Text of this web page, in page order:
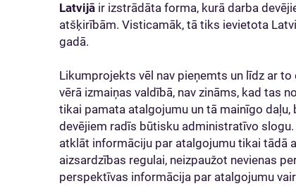
Latvijā ir izstrādāta forma, kurā darba
atšķirībām. Visticamāk, tā tiks ievietota
gadā.
Likumprojekts vēl nav pieņemts un līdz ar
vērā izmaiņas valdībā, nav zināms, kad tas
tikai pamata atalgojumu un tā mainīgo
devējiem radīs būtisku administratīvo
atklāt informāciju par atalgojumu tikai tādā
aizsardzības regulai, neizpaužot nevienas
perspektīvas informācija par atalgojumu